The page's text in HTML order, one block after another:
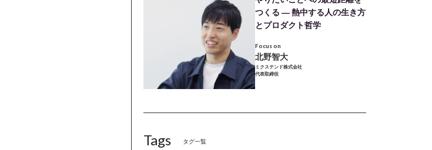
つくる ― 熱中する人の生き方
とプロダクト哲学
Focus on
北野智大
ミクステンド株式会社
代表取締役
Tags タグ一覧